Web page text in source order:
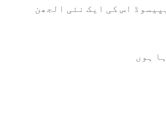
اس کی ایک نئی الجھن